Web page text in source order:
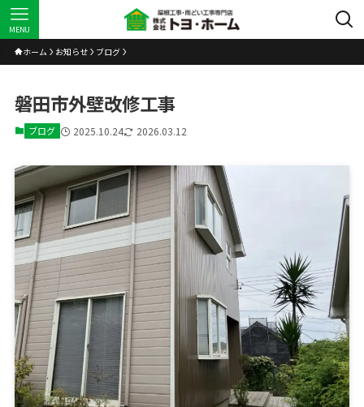
MENU
ホーム お知らせ ブログ
磐田市外壁改修工事
ブログ 2025.10.24 2026.03.12